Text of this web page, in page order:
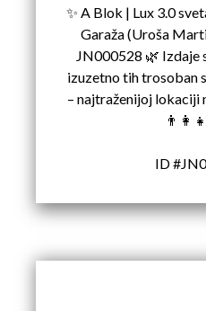
✨ A Blok | Lux 3.0
Garaža (Uroša
JN000528 🌿 Izdaje
izuzetno tih trosoban
– najtraženijoj lokaciji
ID